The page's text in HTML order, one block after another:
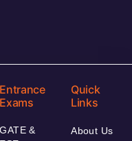
Entrance
Exams
GATE &
Quick
Links
About Us